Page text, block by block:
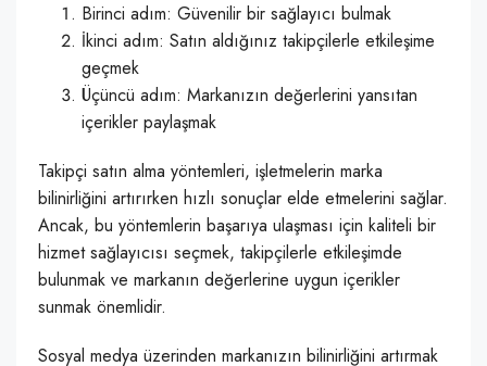
Birinci adım: Güvenilir bir sağlayıcı bulmak
İkinci adım: Satın aldığınız takipçilerle etkileşime
geçmek
Üçüncü adım: Markanızın değerlerini yansıtan
içerikler paylaşmak
Takipçi satın alma yöntemleri, işletmelerin marka
bilinirliğini artırırken hızlı sonuçlar elde etmelerini sağlar.
Ancak, bu yöntemlerin başarıya ulaşması için kaliteli bir
hizmet sağlayıcısı seçmek, takipçilerle etkileşimde
bulunmak ve markanın değerlerine uygun içerikler
sunmak önemlidir.
Sosyal medya üzerinden markanızın bilinirliğini artırmak